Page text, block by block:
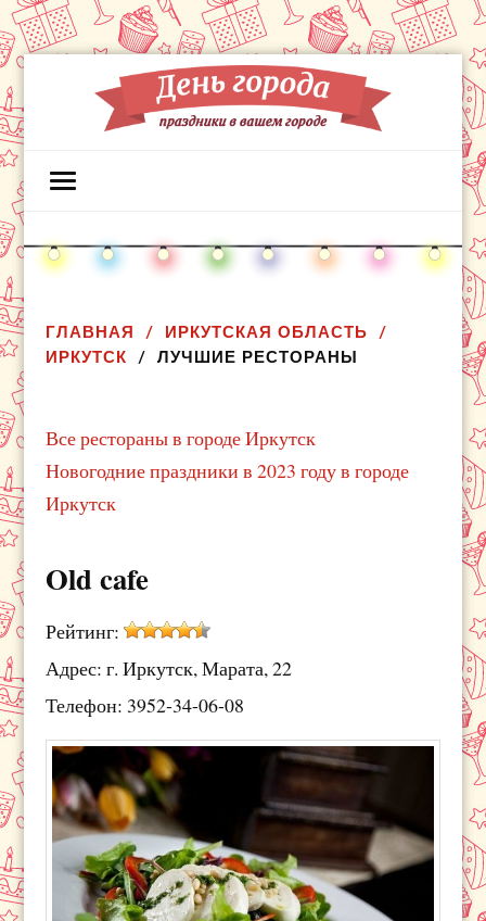
ГЛАВНАЯ
ИРКУТСКАЯ ОБЛАСТЬ
ИРКУТСК
ЛУЧШИЕ РЕСТОРАНЫ
Все рестораны в городе Иркутск
Новогодние праздники в 2023 году в городе
Иркутск
Old cafe
Рейтинг:
Адрес: г. Иркутск, Марата, 22
Телефон: 3952-34-06-08